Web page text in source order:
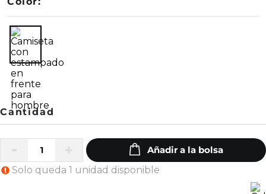
Solo queda 1 unidad disponible